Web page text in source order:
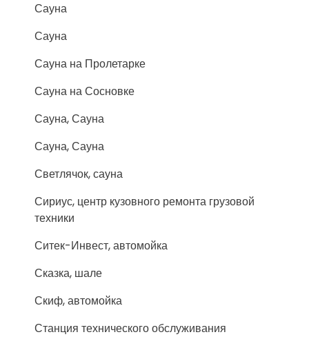
Сауна
Сауна
Сауна на Пролетарке
Сауна на Сосновке
Сауна, Сауна
Сауна, Сауна
Светлячок, сауна
Сириус, центр кузовного ремонта грузовой
техники
Ситек-Инвест, автомойка
Сказка, шале
Скиф, автомойка
Станция технического обслуживания